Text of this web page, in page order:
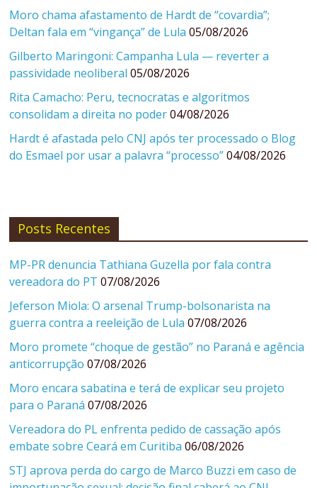
Moro chama afastamento de Hardt de “covardia”;
Deltan fala em “vingança” de Lula 05/08/2026
Gilberto Maringoni: Campanha Lula — reverter a
passividade neoliberal 05/08/2026
Rita Camacho: Peru, tecnocratas e algoritmos
consolidam a direita no poder 04/08/2026
Hardt é afastada pelo CNJ após ter processado o Blog
do Esmael por usar a palavra “processo” 04/08/2026
Posts Recentes
MP-PR denuncia Tathiana Guzella por fala contra
vereadora do PT 07/08/2026
Jeferson Miola: O arsenal Trump-bolsonarista na
guerra contra a reeleição de Lula 07/08/2026
Moro promete “choque de gestão” no Paraná e agência
anticorrupção 07/08/2026
Moro encara sabatina e terá de explicar seu projeto
para o Paraná 07/08/2026
Vereadora do PL enfrenta pedido de cassação após
embate sobre Ceará em Curitiba 06/08/2026
STJ aprova perda do cargo de Marco Buzzi em caso de